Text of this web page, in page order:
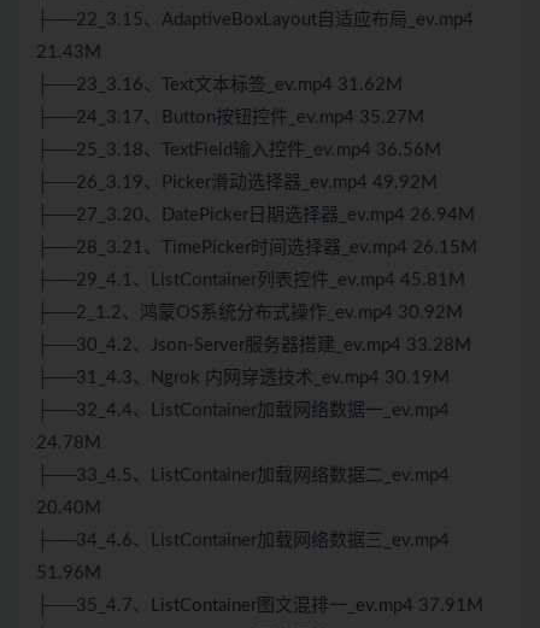
├──22_3.15、AdaptiveBoxLayout自适应布局_ev.mp4
21.43M
├──23_3.16、Text文本标签_ev.mp4 31.62M
├──24_3.17、Button按钮控件_ev.mp4 35.27M
├──25_3.18、TextField输入控件_ev.mp4 36.56M
├──26_3.19、Picker滑动选择器_ev.mp4 49.92M
├──27_3.20、DatePicker日期选择器_ev.mp4 26.94M
├──28_3.21、TimePicker时间选择器_ev.mp4 26.15M
├──29_4.1、ListContainer列表控件_ev.mp4 45.81M
├──2_1.2、鸿蒙OS系统分布式操作_ev.mp4 30.92M
├──30_4.2、Json-Server服务器搭建_ev.mp4 33.28M
├──31_4.3、Ngrok 内网穿透技术_ev.mp4 30.19M
├──32_4.4、ListContainer加载网络数据一_ev.mp4
24.78M
├──33_4.5、ListContainer加载网络数据二_ev.mp4
20.40M
├──34_4.6、ListContainer加载网络数据三_ev.mp4
51.96M
├──35_4.7、ListContainer图文混排一_ev.mp4 37.91M